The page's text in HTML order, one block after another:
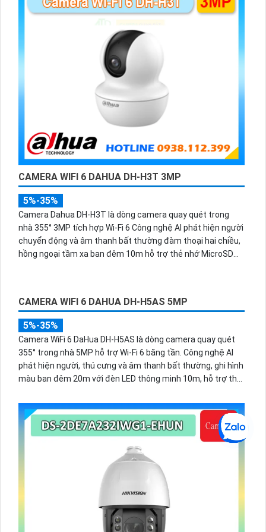
CAMERA WIFI 6 DAHUA DH-H3T 3MP
5%-35%
Camera Dahua DH-H3T là dòng camera quay quét trong
nhà 355° 3MP tích hợp Wi-Fi 6 Công nghệ AI phát hiện người
chuyển động và âm thanh bất thường đàm thoại hai chiều,
hồng ngoại tầm xa ban đêm 10m hỗ trợ thẻ nhớ MicroSD
CAMERA WIFI 6 DAHUA DH-H5AS 5MP
5%-35%
Camera WiFi 6 DaHua DH-H5AS là dòng camera quay quét
355° trong nhà 5MP hỗ trợ Wi-Fi 6 băng tần. Công nghệ AI
phát hiện người, thú cưng và âm thanh bất thường, ghi hình
màu ban đêm 20m với đèn LED thông minh 10m, hỗ trợ thẻ